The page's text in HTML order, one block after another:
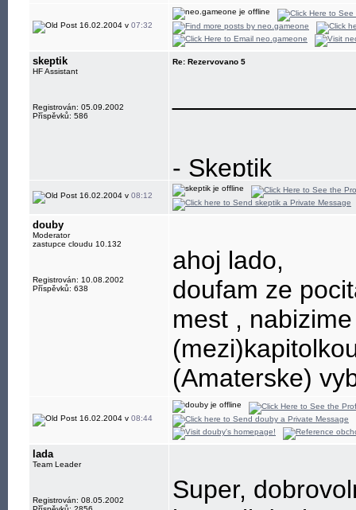
16.02.2004 v 07:32
skeptik
HF Assistant
Registrován: 05.09.2002
Příspěvků: 586
Re: Rezervovano 5
- Skeptik
16.02.2004 v 08:12
douby
Moderator
zastupce cloudu 10.132
Registrován: 10.08.2002
Příspěvků: 638
ahoj lado,
doufam ze
mest ,
(Amaterske)
16.02.2004 v 08:44
lada
Team Leader
Registrován: 08.05.2002
Super,